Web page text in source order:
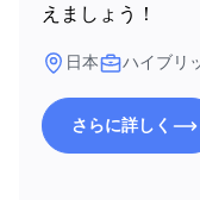
えましょう！
日本 ハイブリ
さらに詳しく